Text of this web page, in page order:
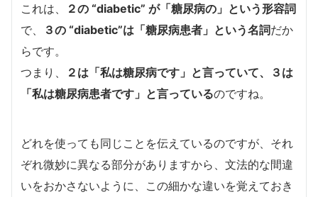
これは、
２の “diabetic” が「糖尿病の」という形容詞
で、
３の “diabetic”は 「糖尿病患者」という名詞だか
らです。
つまり、
２は「私は糖尿病です」と言っていて、３は
「私は糖尿病患者です」と言っているのですね。
どれを使っても同じことを伝えているのですが、それ
ぞれ微妙に異なる部分がありますから、文法的な間違
いをおかさないように、この細かな違いを覚えておき